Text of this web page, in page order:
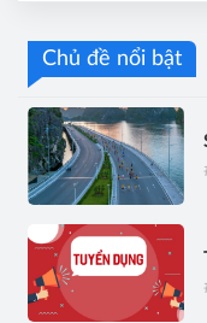
Chủ đề nổi bật